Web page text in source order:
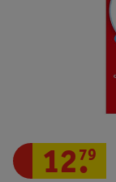
12.
79